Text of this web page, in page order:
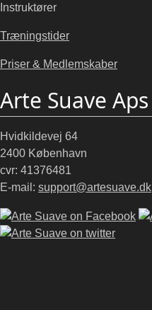
Instruktører
Træningstider
Priser & Medlemskaber
Arte Suave Aps
Hvidkildevej 64
2400 København
cvr: 41376481
E-mail: support@artesuave.dk